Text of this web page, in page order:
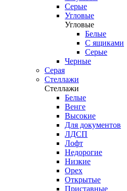
Серые
Угловые
Угловые
Белые
С ящиками
Серые
Черные
Серая
Стеллажи
Стеллажи
Белые
Венге
Высокие
Для документов
ЛДСП
Лофт
Недорогие
Низкие
Орех
Открытые
Приставные